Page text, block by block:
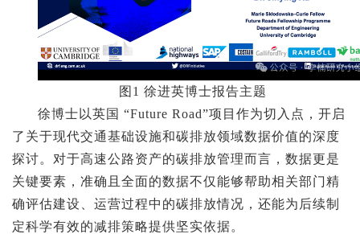
图1 徐进英博士报告主题
徐博士以英国 “Future Road”项目作为切入点，开启
了关于现代交通基础设施和碳排放领域数据价值的深度
探讨。对于高速公路资产的碳排放管理而言，数据更是
关键要素，准确且全面的数据不仅能够帮助相关部门精
确评估建设、运营过程中的碳排放情况，还能为后续制
定科学有效的减排策略提供坚实依据。